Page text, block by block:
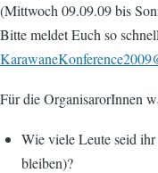
(Mittwoch 09.09.09 bis
Bitte meldet Euch so
Für die OrganisarorInnen
Wie viele Leute seid
bleiben)?